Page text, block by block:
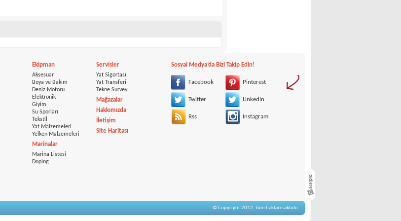
Ekipman
Aksesuar
Boya ve Bakım
Deniz Motoru
Elektronik
Giyim
Su Sporları
Tekstil
Yat Malzemeleri
Yelken Malzemeleri
Marinalar
Marina Listesi
Doping
Servisler
Yat Sigortası
Yat Transferi
Tekne Survey
Mağazalar
Hakkımızda
İletişim
Site Haritası
Sosyal Medya‘da Bizi Takip Edin!
Facebook Pinterest
Twitter Linkedin
Rss Instagram
© Copyright 2012, Tüm hakları saklıdır.